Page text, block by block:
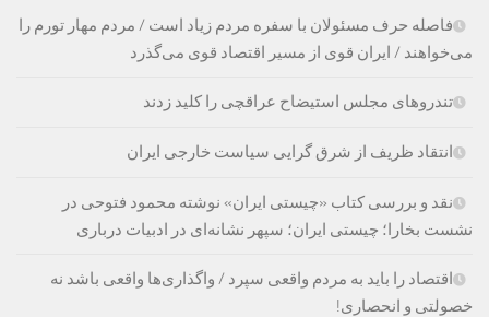
فاصله حرف مسئولان با سفره مردم زیاد است / مردم مهار تورم را
می‌خواهند / ایران قوی از مسیر اقتصاد قوی می‌گذرد
تندروهای مجلس استیضاح عراقچی را کلید زدند
انتقاد ظریف از شرق گرایی سیاست خارجی ایران
نقد و بررسی کتاب «چیستی ایران» نوشته محمود فتوحی در
نشست بخارا؛ چیستی ایران؛ سپهر نشانه‌ای در ادبیات درباری
اقتصاد را باید به مردم واقعی سپرد / واگذاری‌ها واقعی باشد نه
خصولتی و انحصاری!